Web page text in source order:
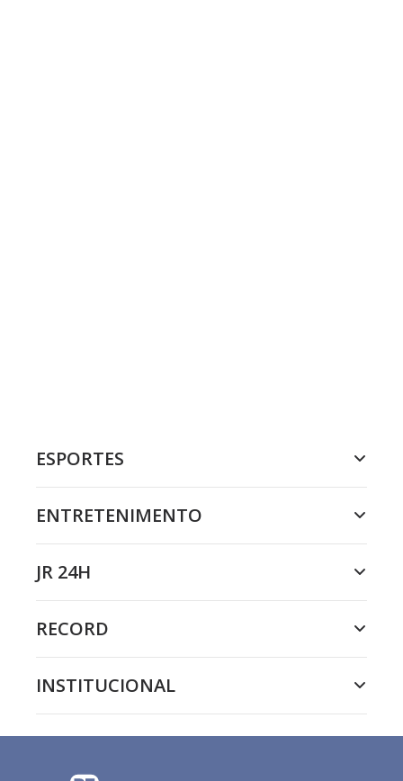
ESPORTES
ENTRETENIMENTO
JR 24H
RECORD
INSTITUCIONAL